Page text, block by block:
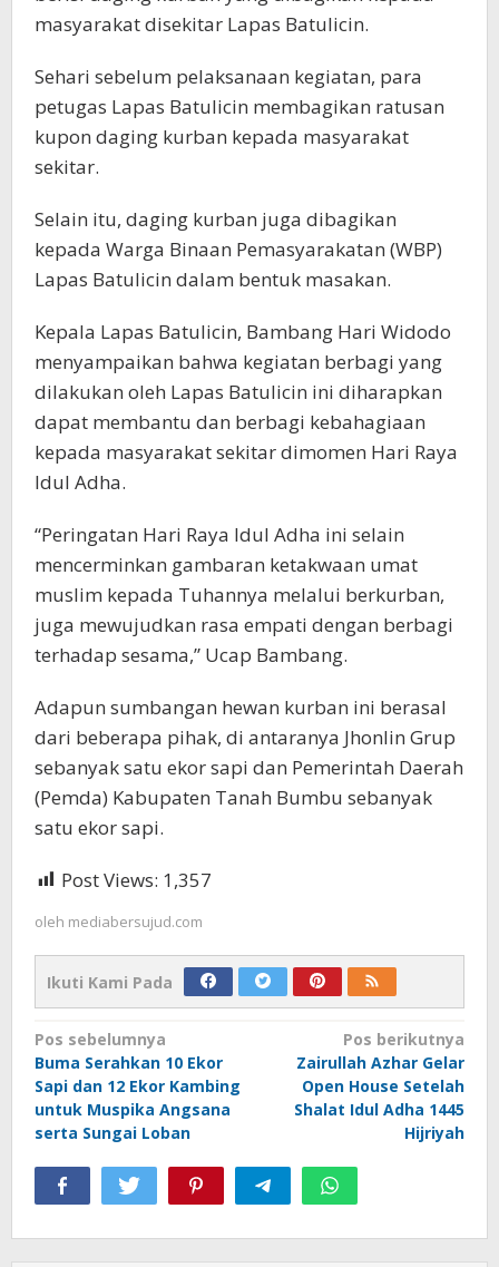
masyarakat disekitar Lapas Batulicin.
Sehari sebelum pelaksanaan kegiatan, para
petugas Lapas Batulicin membagikan ratusan
kupon daging kurban kepada masyarakat
sekitar.
Selain itu, daging kurban juga dibagikan
kepada Warga Binaan Pemasyarakatan (WBP)
Lapas Batulicin dalam bentuk masakan.
Kepala Lapas Batulicin, Bambang Hari Widodo
menyampaikan bahwa kegiatan berbagi yang
dilakukan oleh Lapas Batulicin ini diharapkan
dapat membantu dan berbagi kebahagiaan
kepada masyarakat sekitar dimomen Hari Raya
Idul Adha.
“Peringatan Hari Raya Idul Adha ini selain
mencerminkan gambaran ketakwaan umat
muslim kepada Tuhannya melalui berkurban,
juga mewujudkan rasa empati dengan berbagi
terhadap sesama,” Ucap Bambang.
Adapun sumbangan hewan kurban ini berasal
dari beberapa pihak, di antaranya Jhonlin Grup
sebanyak satu ekor sapi dan Pemerintah Daerah
(Pemda) Kabupaten Tanah Bumbu sebanyak
satu ekor sapi.
Post Views: 1,357
oleh mediabersujud.com
Ikuti Kami Pada
Navigasi
pos
Pos sebelumnya
Buma Serahkan 10 Ekor
Sapi dan 12 Ekor Kambing
untuk Muspika Angsana
serta Sungai Loban
Pos berikutnya
Zairullah Azhar Gelar
Open House Setelah
Shalat Idul Adha 1445
Hijriyah